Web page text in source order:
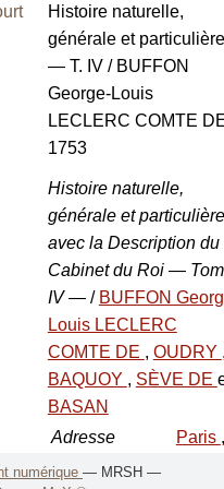
Histoire naturelle,
générale et particulière
— T. IV / BUFFON
George-Louis
LECLERC COMTE
1753
Histoire naturelle,
générale et
avec la Description du
Cabinet du Roi —
IV — / BUFFON
Louis LECLERC
COMTE DE , OUDRY
BAQUOY , SÈVE DE
BASAN
Adresse
bibliographique
Paris ,
numérique — MRSH —